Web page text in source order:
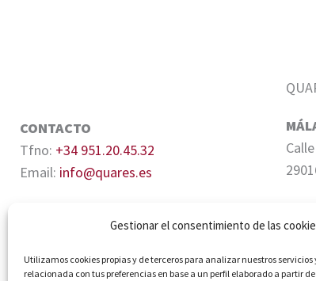
Gestionar el consentimiento de las
Utilizamos cookies propias y de terceros para analizar nuestros
relacionada con tus preferencias en base a un perfil elaborado a partir
CONTACTO
Tfno: +34 951.20.45.32
Email: info@quares.es